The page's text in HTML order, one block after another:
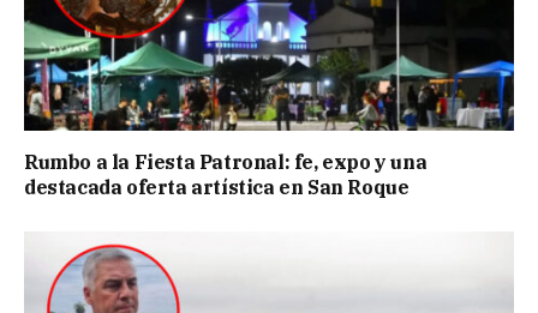
Rumbo a la Fiesta Patronal: fe, expo y una
destacada oferta artística en San Roque